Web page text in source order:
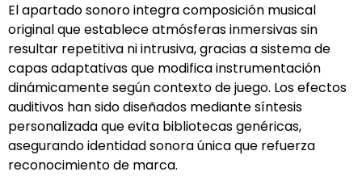
El apartado sonoro integra composición musical
original que establece atmósferas inmersivas sin
resultar repetitiva ni intrusiva, gracias a sistema de
capas adaptativas que modifica instrumentación
dinámicamente según contexto de juego. Los efectos
auditivos han sido diseñados mediante síntesis
personalizada que evita bibliotecas genéricas,
asegurando identidad sonora única que refuerza
reconocimiento de marca.